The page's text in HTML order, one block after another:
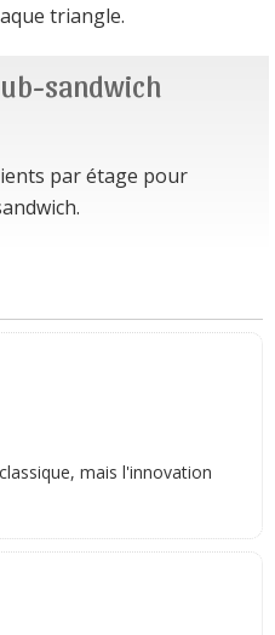
triangle.
sandwich
par étage pour
mais l'innovation